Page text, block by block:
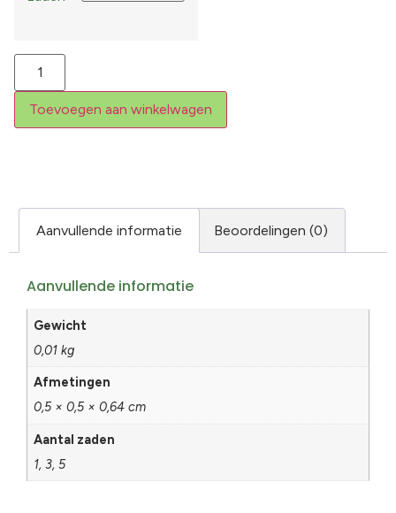
Toevoegen aan winkelwagen
Aanvullende informatie Beoordelingen (0)
Aanvullende informatie
Gewicht
0,01 kg
Afmetingen
0,5 × 0,5 × 0,64 cm
Aantal zaden
1, 3, 5